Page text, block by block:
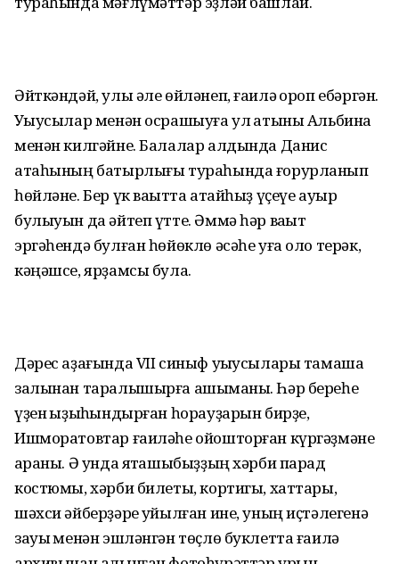
Әйткәндәй, улы әле өйләнеп, ғаилә ҡороп ебәргән.
Уҡыусылар менән осрашыуға ул ҡатыны Альбина
менән килгәйне. Балалар алдында Данис
атаһының батырлығы тураһында ғорурланып
һөйләне. Бер үк ваҡытта атайһыҙ үҫеүе ауыр
булыуын да әйтеп үтте. Әммә һәр ваҡыт
эргәһендә булған һөйөклө әсәһе уға оло терәк,
кәңәшсе, ярҙамсы була.
Дәрес аҙағында VII синыф уҡыусылары тамаша
залынан таралышырға ашыҡманы. Һәр береһе
үҙен ҡыҙыҡһындырған һорау­ҙарын бирҙе,
Ишморатовтар ғаиләһе ойошторған күргәҙмәне
ҡараны. Ә унда яҡташыбыҙҙың хәрби парад
костюмы, хәрби билеты, кортигы, хаттары,
шәхси әйберҙәре ҡуйылған ине, уның иҫтәлегенә
зауыҡ менән эшләнгән төҫлө буклетта ғаилә